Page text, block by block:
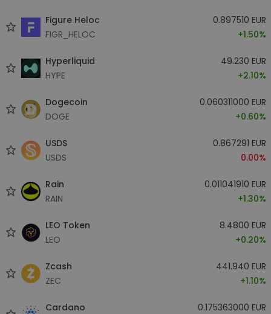
Figure Heloc
FIGR_HELOC
0.897510 EUR
+1.50%
Hyperliquid
HYPE
49.230 EUR
+2.10%
Dogecoin
DOGE
0.060311000 EUR
+0.60%
USDS
USDS
0.867291 EUR
0.00%
Rain
RAIN
0.011041910 EUR
+1.30%
LEO Token
LEO
8.4800 EUR
+0.20%
Zcash
ZEC
441.940 EUR
+1.10%
Cardano
0.175363000 EUR